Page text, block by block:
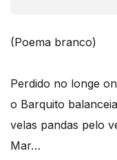
(Poema branco)
Perdido no longe
o Barquito
velas pandas pelo
Mar…